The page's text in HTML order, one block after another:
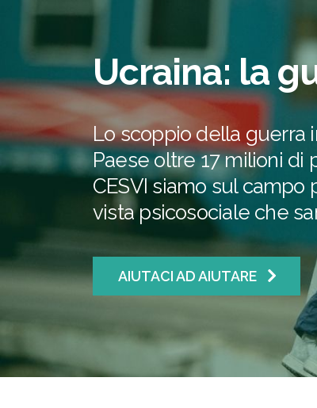
Ucraina: la
Lo scoppio della guerra
Paese oltre 17 milioni di
CESVI siamo sul
vista psicosociale che
AIUTACI AD AIUTARE